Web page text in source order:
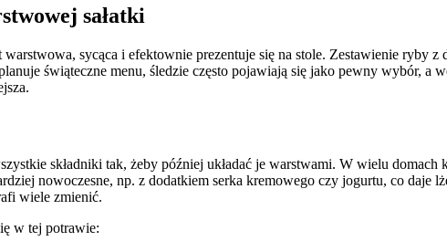
sałatki
warstwowa, sycąca i efektownie prezentuje się na stole. Zestawienie ryby
świąteczne menu, śledzie często pojawiają się jako pewny wybór, a
składniki tak, żeby później układać je warstwami. W wielu
nowoczesne, np. z dodatkiem serka kremowego czy jogurtu, co daje
wiele zmienić.
w tej potrawie: